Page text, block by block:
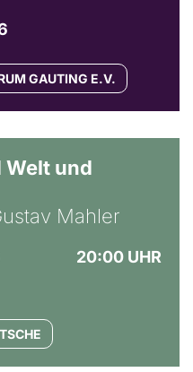
GAUTING E.V.
und
Mahler
20:00 UHR